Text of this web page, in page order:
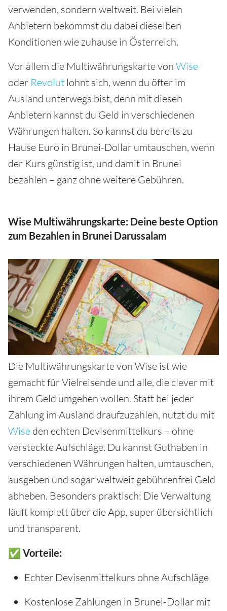
verwenden, sondern weltweit. Bei vielen
Anbietern bekommst du dabei dieselben
Konditionen wie zuhause in Österreich.
Vor allem die Multiwährungskarte von Wise
oder Revolut lohnt sich, wenn du öfter im
Ausland unterwegs bist, denn mit diesen
Anbietern kannst du Geld in verschiedenen
Währungen halten. So kannst du bereits zu
Hause Euro in Brunei-Dollar umtauschen, wenn
der Kurs günstig ist, und damit in Brunei
bezahlen – ganz ohne weitere Gebühren.
Wise Multiwährungskarte: Deine beste Option
zum Bezahlen in Brunei Darussalam
Die Multiwährungskarte von Wise ist wie
gemacht für Vielreisende und alle, die clever mit
ihrem Geld umgehen wollen. Statt bei jeder
Zahlung im Ausland draufzuzahlen, nutzt du mit
Wise den echten Devisenmittelkurs – ohne
versteckte Aufschläge. Du kannst Guthaben in
verschiedenen Währungen halten, umtauschen,
ausgeben und sogar weltweit gebührenfrei Geld
abheben. Besonders praktisch: Die Verwaltung
läuft komplett über die App, super übersichtlich
und transparent.
✅ Vorteile:
Echter Devisenmittelkurs ohne Aufschläge
Kostenlose Zahlungen in Brunei-Dollar mit